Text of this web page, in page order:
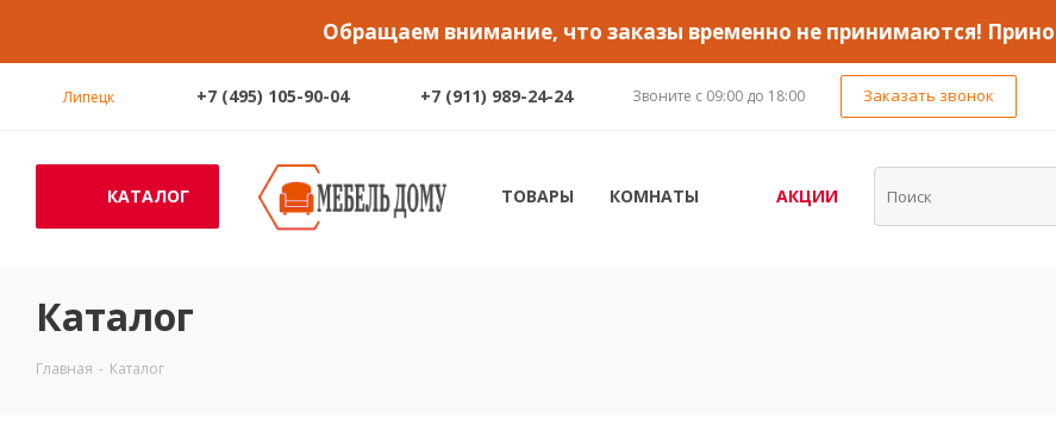
Обращаем внимание, что заказы временно не принимаются!
Липецк +7 (495) 105-90-04 +7 (911) 989-24-24 Звоните с 09:00 до 18:00 Заказать звонок
КАТАЛОГ ТОВАРЫ КОМНАТЫ АКЦИИ
Каталог
Главная - Каталог